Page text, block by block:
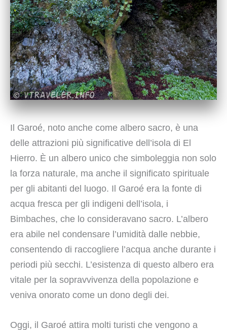
Il Garoé, noto anche come albero sacro, è una
delle attrazioni più significative dell’isola di El
Hierro. È un albero unico che simboleggia non solo
la forza naturale, ma anche il significato spirituale
per gli abitanti del luogo. Il Garoé era la fonte di
acqua fresca per gli indigeni dell’isola, i
Bimbaches, che lo consideravano sacro. L’albero
era abile nel condensare l’umidità dalle nebbie,
consentendo di raccogliere l’acqua anche durante i
periodi più secchi. L’esistenza di questo albero era
vitale per la sopravvivenza della popolazione e
veniva onorato come un dono degli dei.
Oggi, il Garoé attira molti turisti che vengono a